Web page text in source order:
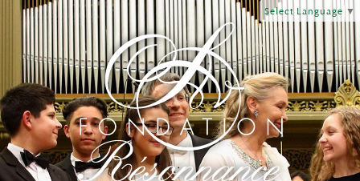
Select Language ▼